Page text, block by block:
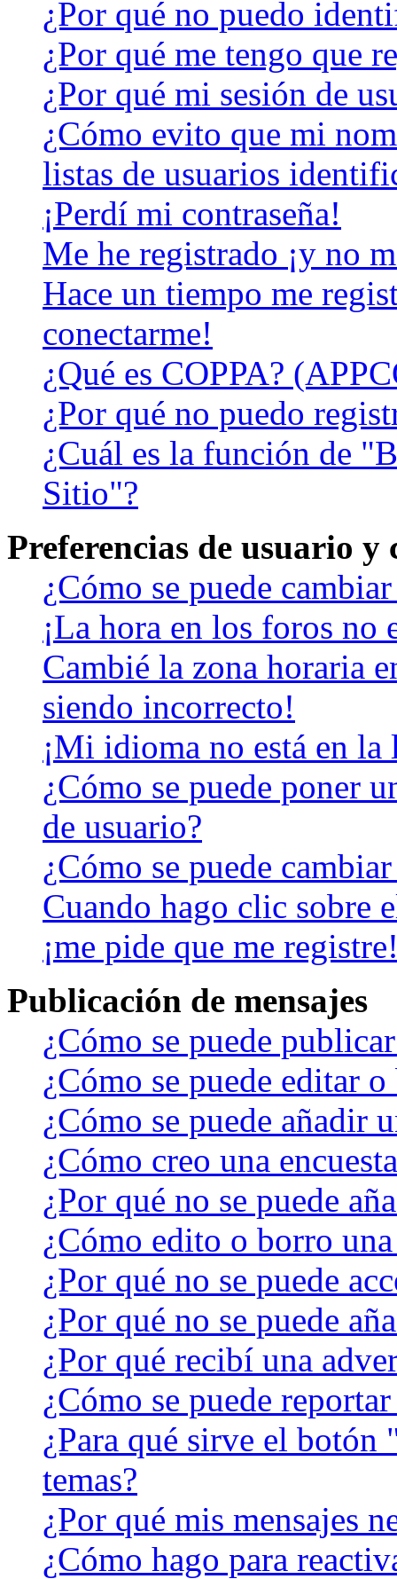
¿Por qué no puedo
¿Por qué me tengo que
¿Por qué mi sesión de
¿Cómo evito que mi
listas de usuarios
¡Perdí mi contraseña!
Me he registrado ¡y no
Hace un tiempo me
conectarme!
¿Qué es COPPA?
¿Por qué no puedo
¿Cuál es la función de
Sitio"?
Preferencias de usuario y
¿Cómo se puede
¡La hora en los foros no
Cambié la zona horaria
siendo incorrecto!
¡Mi idioma no está en la
¿Cómo se puede poner
de usuario?
¿Cómo se puede
Cuando hago clic sobre
¡me pide que me
Publicación de mensajes
¿Cómo se puede
¿Cómo se puede editar
¿Cómo se puede añadir
¿Cómo creo una
¿Por qué no se puede
¿Cómo edito o borro una
¿Por qué no se puede
¿Por qué no se puede
¿Por qué recibí una
¿Cómo se puede
¿Para qué sirve el
temas?
¿Por qué mis mensajes
¿Cómo hago para